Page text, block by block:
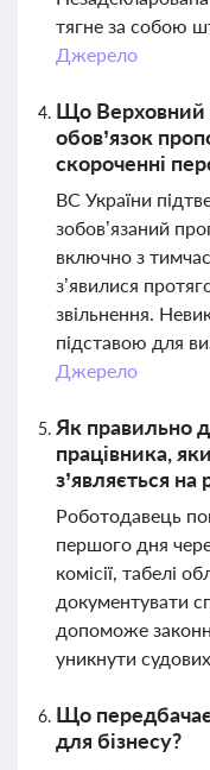
тягне за собою
Джерело
Що Верховний
обов’язок
скороченні
ВС України
зобов’язаний
включно з
з’явилися
звільнення.
підставою для
Джерело
Як правильно
працівника,
з’являється на
Роботодавець
першого дня
комісії, табелі
документувати
допоможе
уникнути
Що
для бізнесу?